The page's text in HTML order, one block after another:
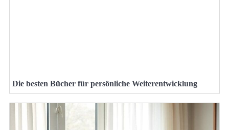
Die besten Bücher für persönliche Weiterentwicklung